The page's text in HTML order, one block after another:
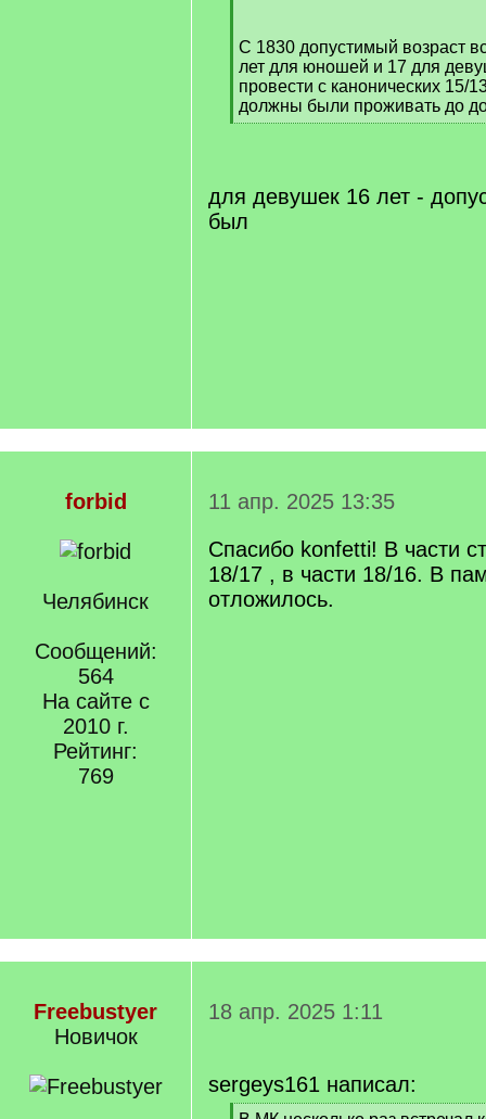
]
С 1830 допустимый возраст
лет для юношей и 17 для
провести с канонических 15/
должны были проживать до
[
для девушек 16 лет -
был
forbid
Челябинск
Сообщений:
564
На сайте с
2010 г.
Рейтинг:
769
11 апр. 2025 13:35
Спасибо konfetti! В части
18/17 , в части 18/16. В
отложилось.
Freebustyer
Новичок
18 апр. 2025 1:11
sergeys161 написал: